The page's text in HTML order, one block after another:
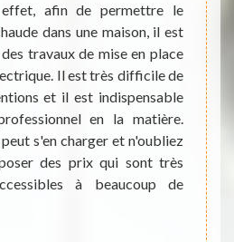
effet, afin de permettre le
dans une maison, il est
travaux de mise en place
Il est très difficile de
et il est indispensable
en la matière.
s'en charger et n'oubliez
des prix qui sont très
à beaucoup de
Les
faut